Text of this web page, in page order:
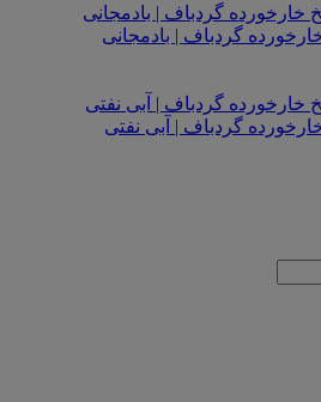
گردباف | بادمجانی
گردباف | آبی نفتی